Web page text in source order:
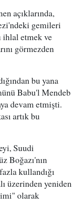
açıklarında,
gemileri
ihlal etmek ve
görmezden
bu yana
Babu'l Mendeb
devam etmişti.
artık bu
Suudi
Boğazı'nın
kullandığı
üzerinden yeniden
olarak